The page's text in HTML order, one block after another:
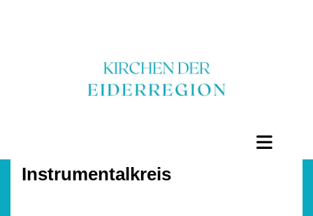
Instrumentalkreis